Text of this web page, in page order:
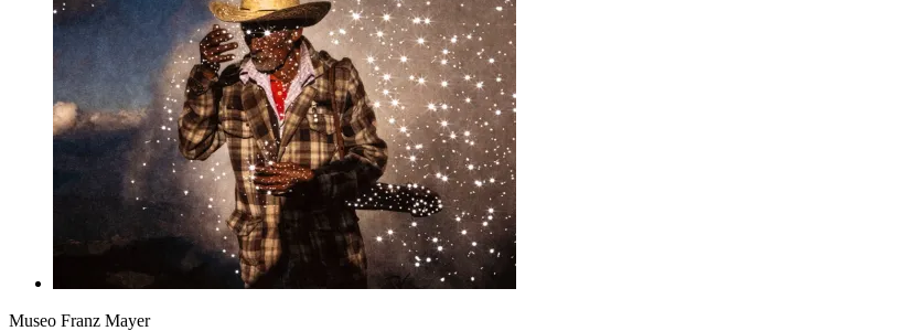
Museo Franz Mayer